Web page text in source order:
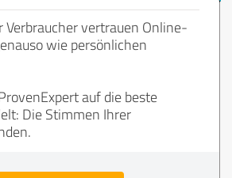
Verbraucher vertrauen Online-
wie persönlichen
auf die beste
Die Stimmen Ihrer